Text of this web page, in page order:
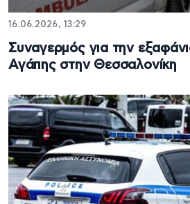
16.06.2026, 13:29
Συναγερμός για την
Αγάπης στην Θεσσαλονίκη